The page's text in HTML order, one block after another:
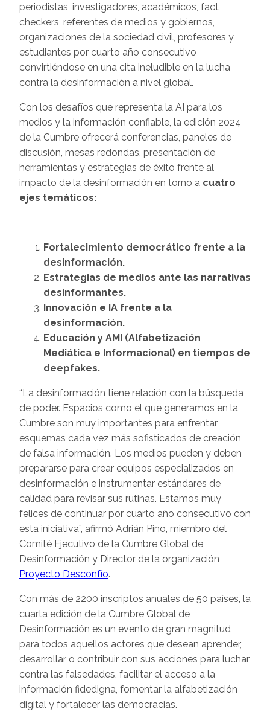
periodistas, investigadores, académicos, fact
checkers, referentes de medios y gobiernos,
organizaciones de la sociedad civil, profesores y
estudiantes por cuarto año consecutivo
convirtiéndose en una cita ineludible en la lucha
contra la desinformación a nivel global.
Con los desafíos que representa la AI para los
medios y la información confiable, la edición 2024
de la Cumbre ofrecerá conferencias, paneles de
discusión, mesas redondas, presentación de
herramientas y estrategias de éxito frente al
impacto de la desinformación en torno a cuatro
ejes temáticos:
Fortalecimiento democrático frente a la
desinformación.
Estrategias de medios ante las narrativas
desinformantes.
Innovación e IA frente a la
desinformación.
Educación y AMI (Alfabetización
Mediática e Informacional) en tiempos de
deepfakes.
“La desinformación tiene relación con la búsqueda
de poder. Espacios como el que generamos en la
Cumbre son muy importantes para enfrentar
esquemas cada vez más sofisticados de creación
de falsa información. Los medios pueden y deben
prepararse para crear equipos especializados en
desinformación e instrumentar estándares de
calidad para revisar sus rutinas. Estamos muy
felices de continuar por cuarto año consecutivo con
esta iniciativa”, afirmó Adrián Pino, miembro del
Comité Ejecutivo de la Cumbre Global de
Desinformación y Director de la organización
Proyecto Desconfío.
Con más de 2200 inscriptos anuales de 50 países, la
cuarta edición de la Cumbre Global de
Desinformación es un evento de gran magnitud
para todos aquellos actores que desean aprender,
desarrollar o contribuir con sus acciones para luchar
contra las falsedades, facilitar el acceso a la
información fidedigna, fomentar la alfabetización
digital y fortalecer las democracias.